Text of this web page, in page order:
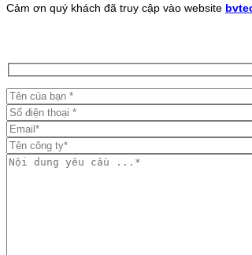
Cảm ơn quý khách đã truy cập vào website